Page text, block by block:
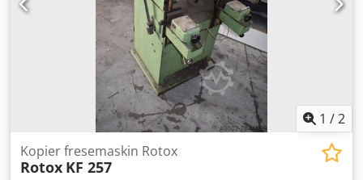
1 /2
Kopier fresemaskin Rotox
Rotox KF 257